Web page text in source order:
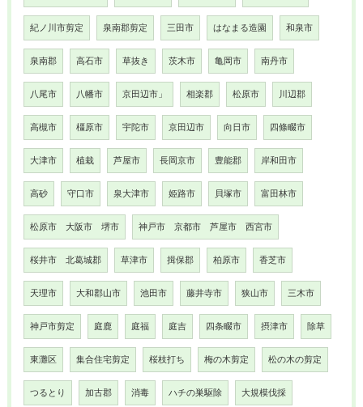
紀ノ川市剪定 泉南郡剪定 三田市 はなまる造園 和泉市
泉南郡 高石市 草抜き 茨木市 亀岡市 南丹市
八尾市 八幡市 京田辺市」 相楽郡 松原市 川辺郡
高槻市 橿原市 宇陀市 京田辺市 向日市 四條畷市
大津市 植栽 芦屋市 長岡京市 豊能郡 岸和田市
高砂 守口市 泉大津市 姫路市 貝塚市 富田林市
松原市 大阪市 堺市 神戸市 京都市 芦屋市 西宮市
桜井市 北葛城郡 草津市 揖保郡 柏原市 香芝市
天理市 大和郡山市 池田市 藤井寺市 狭山市 三木市
神戸市剪定 庭鹿 庭福 庭吉 四条畷市 摂津市 除草
東灘区 集合住宅剪定 桜枝打ち 梅の木剪定 松の木の剪定
つるとり 加古郡 消毒 ハチの巣駆除 大規模伐採